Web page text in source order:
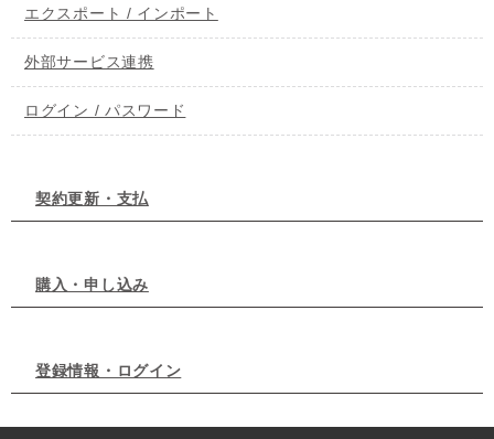
エクスポート / インポート
外部サービス連携
ログイン / パスワード
契約更新・支払
購入・申し込み
登録情報・ログイン